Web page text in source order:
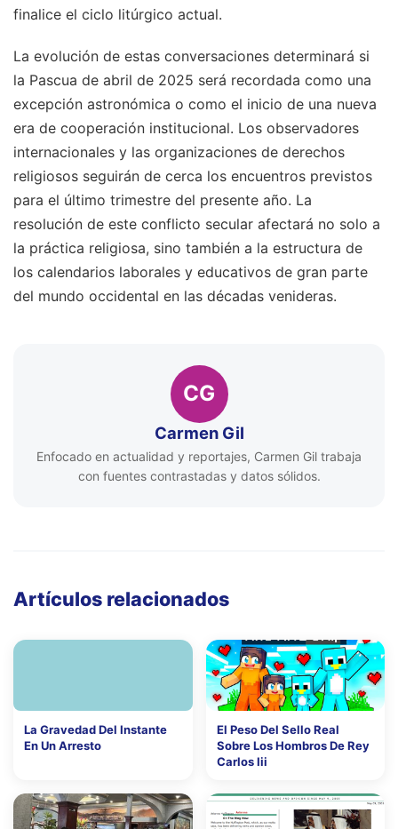
finalice el ciclo litúrgico actual.
La evolución de estas conversaciones determinará si
la Pascua de abril de 2025 será recordada como una
excepción astronómica o como el inicio de una nueva
era de cooperación institucional. Los observadores
internacionales y las organizaciones de derechos
religiosos seguirán de cerca los encuentros previstos
para el último trimestre del presente año. La
resolución de este conflicto secular afectará no solo a
la práctica religiosa, sino también a la estructura de
los calendarios laborales y educativos de gran parte
del mundo occidental en las décadas venideras.
CG
Carmen Gil
Enfocado en actualidad y reportajes, Carmen Gil trabaja
con fuentes contrastadas y datos sólidos.
Artículos relacionados
La Gravedad Del Instante
En Un Arresto
El Peso Del Sello Real
Sobre Los Hombros De Rey
Carlos Iii